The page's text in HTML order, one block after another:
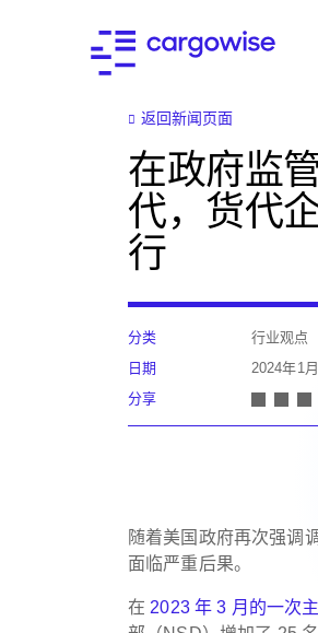
返回新闻页面
在政府监
代，货代
行
分类
行业观点
日期
2024年1
分享
随着美国政府再次强调
面临严重后果。
在 2023 年 3 月的一次